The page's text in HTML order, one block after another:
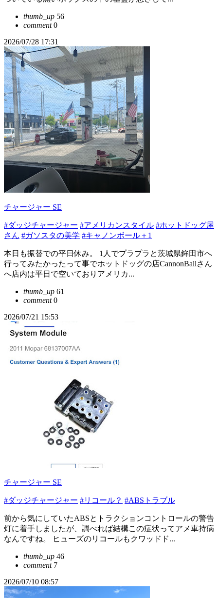
thumb_up 56
comment0
2026/07/28 17:31
チャージャー SE
#ダッジチャージャー #アメリカンスタイル #ホットドッグ屋
さん #ガソスタの美学 #キャノンボール＋1
本日も振替での平日休み。 1人でプラプラと茨城県鉾田市へ
行ってみたかったって事でホットドッグの店CannonBallさん
へ店内は平日で空いておりアメリカ...
thumb_up 61
comment0
2026/07/21 15:53
チャージャー SE
#ダッジチャージャー #リコール？ #ABSトラブル
前から気にしていたABSとトラクションコントロールの警告
灯に着手しましたが、調べれば結構この症状ってアメ車持病
なんですね。 ヒューズのリコールもクワッドド...
thumb_up 46
comment7
2026/07/10 08:57